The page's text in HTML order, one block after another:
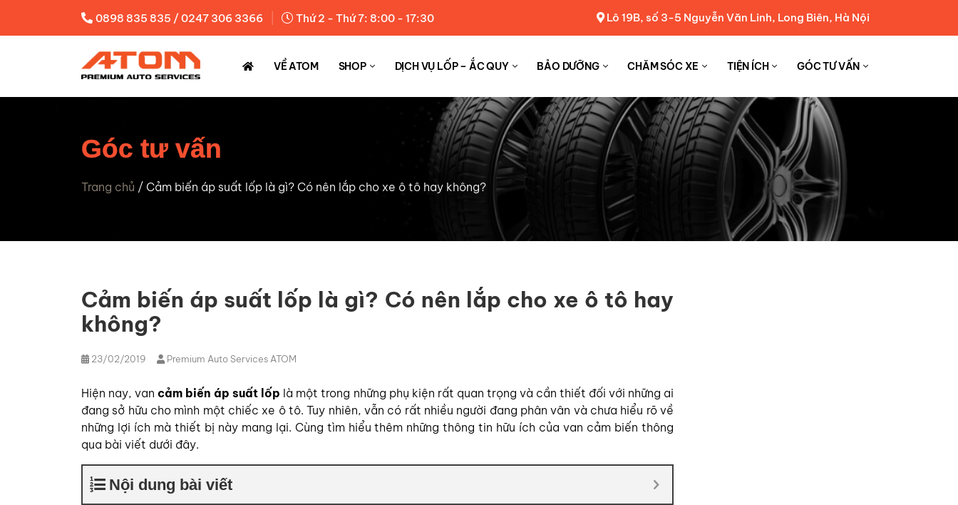
0898 835 835 / 0247 306 3366 Thứ 2 - Thứ 7: 8:00 - 17:30 Lô 19B, số 3-5 Nguyễn Văn Linh, Long Biên, Hà Nội
VỀ ATOM SHOP DỊCH VỤ LỐP – ẮC QUY BẢO DƯỠNG CHĂM SÓC XE TIỆN ÍCH GÓC TƯ VẤN
Góc tư vấn
Trang chủ / Cảm biến áp suất lốp là gì? Có nên lắp cho xe ô tô hay không?
Cảm biến áp suất lốp là gì? Có nên lắp cho xe ô tô hay
không?
23/02/2019 Premium Auto Services ATOM
Hiện nay, vancảm biến áp suất lốp là một trong những phụ kiện rất quan trọng và cần thiết đối với những ai
đang sở hữu cho mình một chiếc xe ô tô. Tuy nhiên, vẫn có rất nhiều người đang phân vân và chưa hiểu rõ về
những lợi ích mà thiết bị này mang lại. Cùng tìm hiểu thêm những thông tin hữu ích của van cảm biến thông
qua bài viết dưới đây.
Nội dung bài viết